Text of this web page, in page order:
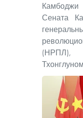
Сената
(НРПЛ),